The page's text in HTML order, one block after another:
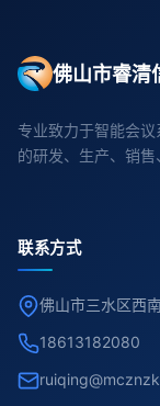
佛山市睿清
专业致力于智能会
的研发、生产、销售
联系方式
佛山市三水区西
18613182080